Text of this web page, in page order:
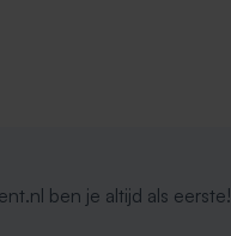
ben je altijd als eerste!